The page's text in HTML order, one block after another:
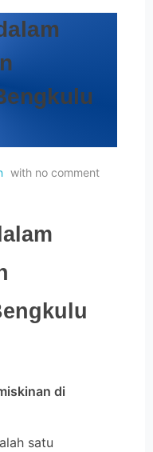
with no comment
di
satu